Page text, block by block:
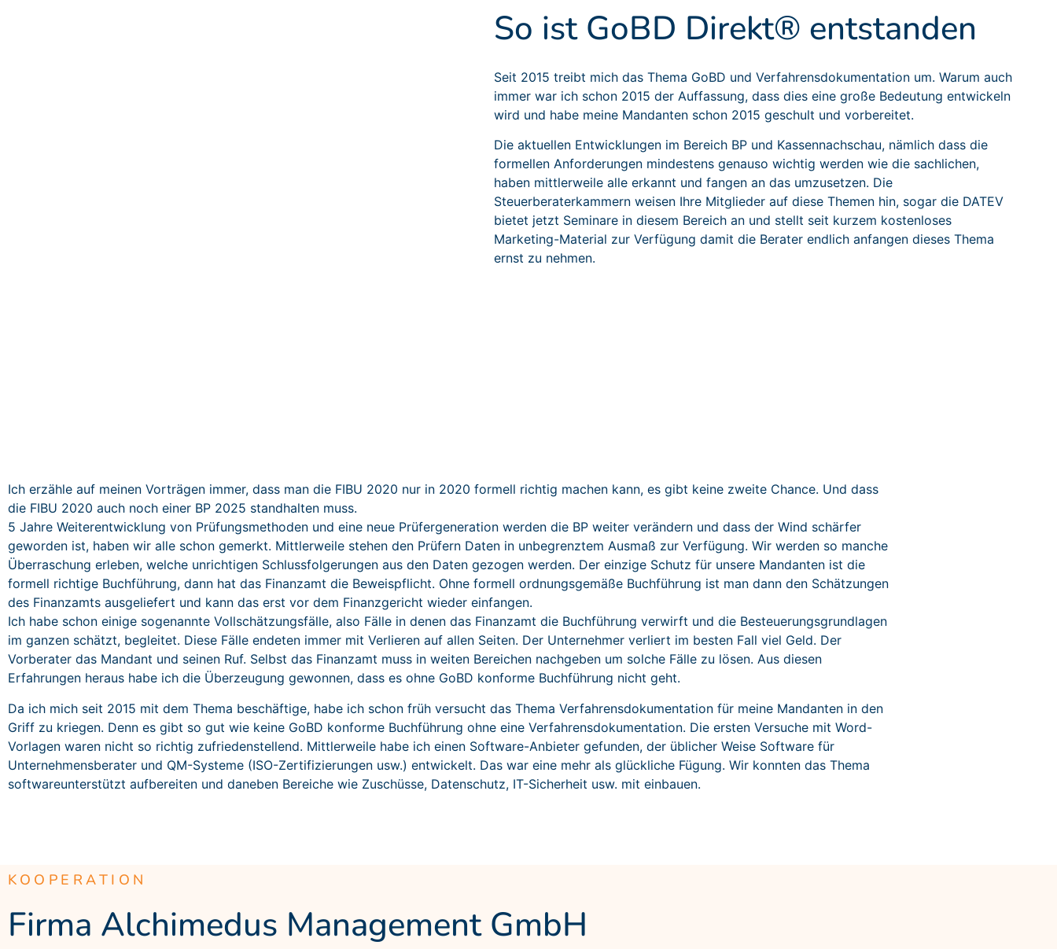
So ist GoBD Direkt® entstanden
Seit 2015 treibt mich das Thema GoBD und Verfahrensdokumentation um. Warum auch
immer war ich schon 2015 der Auffassung, dass dies eine große Bedeutung entwickeln
wird und habe meine Mandanten schon 2015 geschult und vorbereitet.
Die aktuellen Entwicklungen im Bereich BP und Kassennachschau, nämlich dass die
formellen Anforderungen mindestens genauso wichtig werden wie die sachlichen,
haben mittlerweile alle erkannt und fangen an das umzusetzen. Die
Steuerberaterkammern weisen Ihre Mitglieder auf diese Themen hin, sogar die DATEV
bietet jetzt Seminare in diesem Bereich an und stellt seit kurzem kostenloses
Marketing-Material zur Verfügung damit die Berater endlich anfangen dieses Thema
ernst zu nehmen.
Ich erzähle auf meinen Vorträgen immer, dass man die FIBU 2020 nur in 2020 formell richtig machen kann, es gibt keine zweite Chance. Und dass
die FIBU 2020 auch noch einer BP 2025 standhalten muss.
5 Jahre Weiterentwicklung von Prüfungsmethoden und eine neue Prüfergeneration werden die BP weiter verändern und dass der Wind schärfer
geworden ist, haben wir alle schon gemerkt. Mittlerweile stehen den Prüfern Daten in unbegrenztem Ausmaß zur Verfügung. Wir werden so manche
Überraschung erleben, welche unrichtigen Schlussfolgerungen aus den Daten gezogen werden. Der einzige Schutz für unsere Mandanten ist die
formell richtige Buchführung, dann hat das Finanzamt die Beweispflicht. Ohne formell ordnungsgemäße Buchführung ist man dann den Schätzungen
des Finanzamts ausgeliefert und kann das erst vor dem Finanzgericht wieder einfangen.
Ich habe schon einige sogenannte Vollschätzungsfälle, also Fälle in denen das Finanzamt die Buchführung verwirft und die Besteuerungsgrundlagen
im ganzen schätzt, begleitet. Diese Fälle endeten immer mit Verlieren auf allen Seiten. Der Unternehmer verliert im besten Fall viel Geld. Der
Vorberater das Mandant und seinen Ruf. Selbst das Finanzamt muss in weiten Bereichen nachgeben um solche Fälle zu lösen. Aus diesen
Erfahrungen heraus habe ich die Überzeugung gewonnen, dass es ohne GoBD konforme Buchführung nicht geht.
Da ich mich seit 2015 mit dem Thema beschäftige, habe ich schon früh versucht das Thema Verfahrensdokumentation für meine Mandanten in den
Griff zu kriegen. Denn es gibt so gut wie keine GoBD konforme Buchführung ohne eine Verfahrensdokumentation. Die ersten Versuche mit Word-
Vorlagen waren nicht so richtig zufriedenstellend. Mittlerweile habe ich einen Software-Anbieter gefunden, der üblicher Weise Software für
Unternehmensberater und QM-Systeme (ISO-Zertifizierungen usw.) entwickelt. Das war eine mehr als glückliche Fügung. Wir konnten das Thema
softwareunterstützt aufbereiten und daneben Bereiche wie Zuschüsse, Datenschutz, IT-Sicherheit usw. mit einbauen.
KOOPERATION
Firma Alchimedus Management GmbH